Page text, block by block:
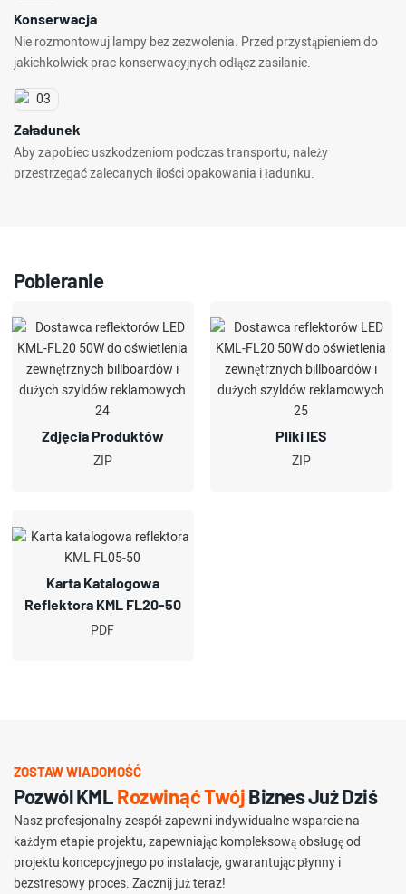
Konserwacja
Nie rozmontowuj lampy bez zezwolenia. Przed przystąpieniem do
jakichkolwiek prac konserwacyjnych odłącz zasilanie.
Załadunek
Aby zapobiec uszkodzeniom podczas transportu, należy
przestrzegać zalecanych ilości opakowania i ładunku.
Pobieranie
Zdjęcia Produktów
ZIP
Pliki IES
ZIP
Karta Katalogowa
Reflektora KML FL20-50
PDF
ZOSTAW WIADOMOŚĆ
Pozwól KMLRozwinąć TwójBiznes Już Dziś
Nasz profesjonalny zespół zapewni indywidualne wsparcie na
każdym etapie projektu, zapewniając kompleksową obsługę od
projektu koncepcyjnego po instalację, gwarantując płynny i
bezstresowy proces. Zacznij już teraz!